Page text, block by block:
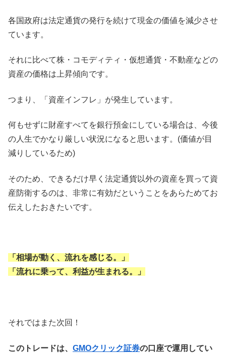
各国政府は法定通貨の発行を続けて現金の価値を減少させ
ています。
それに比べて株・コモディティ・仮想通貨・不動産などの
資産の価格は上昇傾向です。
つまり、「資産インフレ」が発生しています。
何もせずに財産すべてを銀行預金にしている場合は、今後
の人生でかなり厳しい状況になると思います。(価値が目
減りしているため)
そのため、できるだけ早く法定通貨以外の資産を買って資
産防衛するのは、非常に有効だということをあらためてお
伝えしたおきたいです。
「相場が動く、流れを感じる。」
「流れに乗って、利益が生まれる。」
それではまた次回！
このトレードは、 GMOクリック証券の口座で運用してい